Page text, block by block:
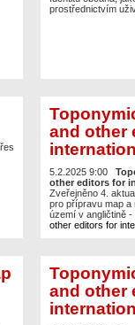
prostřednictvím
and other
5.2.2025 9:00
other editors for
Zveřejněno 4.
pro přípravu map a
území v angličtině -
other editors for
and other